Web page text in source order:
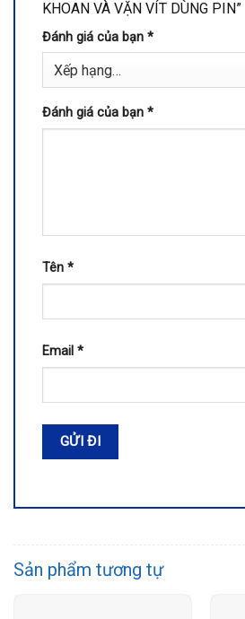
KHOAN VÀ VẶN VÍT DÙNG PIN”
Đánh giá của bạn *
Đánh giá của bạn *
Tên *
Email *
Sản phẩm tương tự